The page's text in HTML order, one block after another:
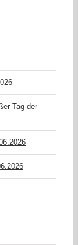
Tag der